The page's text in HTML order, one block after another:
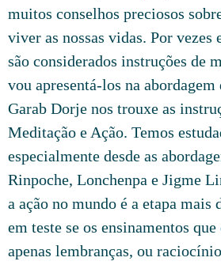
muitos conselhos preciosos
viver as nossas vidas. Por vezes
são considerados instruções de
vou apresentá-los na abordagem
Garab Dorje nos trouxe as
Meditação e Ação. Temos
especialmente desde as
Rinpoche, Lonchenpa e Jigme
a ação no mundo é a etapa mais
em teste se os ensinamentos
apenas lembranças, ou